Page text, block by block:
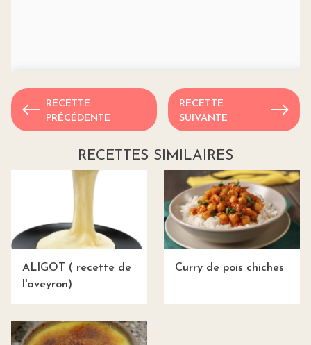
RECETTE
PRÉCÉDENTE
RECETTE
SUIVANTE
RECETTES SIMILAIRES
ALIGOT ( recette de
l'aveyron)
Curry de pois chiches